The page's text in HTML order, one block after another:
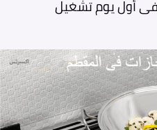
فى أول يوم تشغيل